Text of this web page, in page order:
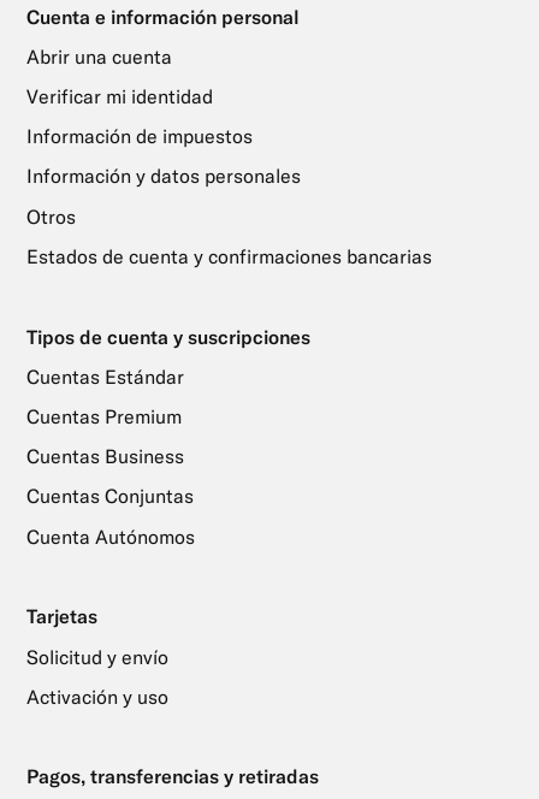
Cuenta e información personal
Abrir una cuenta
Verificar mi identidad
Información de impuestos
Información y datos personales
Otros
Estados de cuenta y confirmaciones bancarias
Tipos de cuenta y suscripciones
Cuentas Estándar
Cuentas Premium
Cuentas Business
Cuentas Conjuntas
Cuenta Autónomos
Tarjetas
Solicitud y envío
Activación y uso
Pagos, transferencias y retiradas